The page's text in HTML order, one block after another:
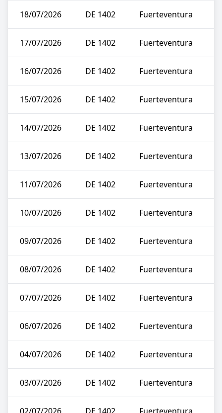
18/07/2026 DE 1402 Fuerteventura
17/07/2026 DE 1402 Fuerteventura
16/07/2026 DE 1402 Fuerteventura
15/07/2026 DE 1402 Fuerteventura
14/07/2026 DE 1402 Fuerteventura
13/07/2026 DE 1402 Fuerteventura
11/07/2026 DE 1402 Fuerteventura
10/07/2026 DE 1402 Fuerteventura
09/07/2026 DE 1402 Fuerteventura
08/07/2026 DE 1402 Fuerteventura
07/07/2026 DE 1402 Fuerteventura
06/07/2026 DE 1402 Fuerteventura
04/07/2026 DE 1402 Fuerteventura
03/07/2026 DE 1402 Fuerteventura